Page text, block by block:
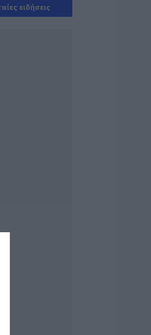
ειδήσεις